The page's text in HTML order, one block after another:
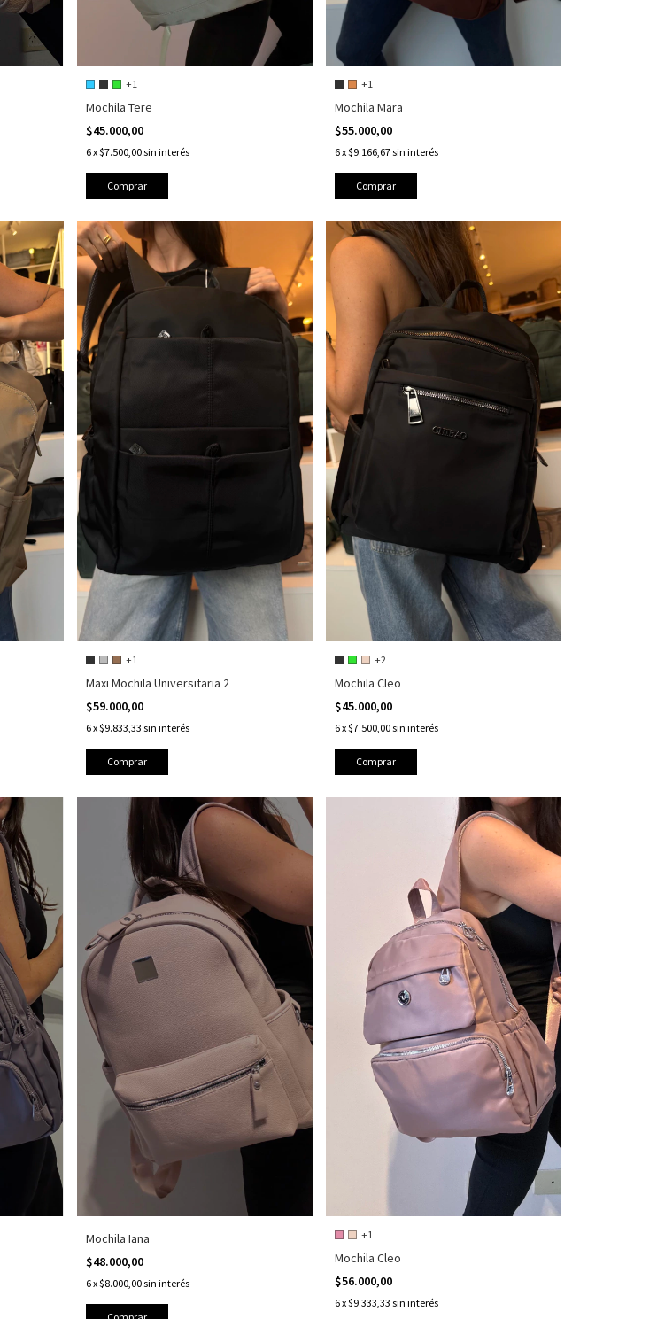
+1
Mochila Tere
$45.000,00
6x$7.500,00sin interés
Comprar
+1
Mochila Mara
$55.000,00
6x$9.166,67sin interés
Comprar
+1
Maxi Mochila Universitaria 2
$59.000,00
6x$9.833,33 sin interés
Comprar
+2
Mochila Cleo
$45.000,00
6x$7.500,00 sin interés
Comprar
Mochila Iana
$48.000,00
6x$8.000,00 sin interés
+1
Mochila Cleo
$56.000,00
6x$9.333,33 sin interés